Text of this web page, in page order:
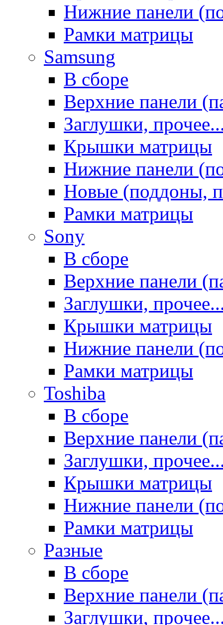
Нижние панели
Рамки матрицы
Samsung
В сборе
Верхние панели
Заглушки,
Крышки матрицы
Нижние панели
Новые (поддоны,
Рамки матрицы
Sony
В сборе
Верхние панели
Заглушки,
Крышки матрицы
Нижние панели
Рамки матрицы
Toshiba
В сборе
Верхние панели
Заглушки,
Крышки матрицы
Нижние панели
Рамки матрицы
Разные
В сборе
Верхние панели
Заглушки,